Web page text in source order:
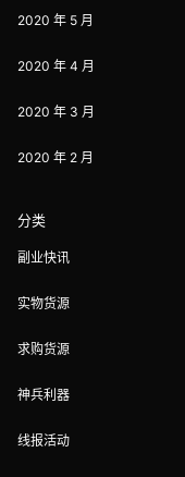
2020 年 5 月
2020 年 4 月
2020 年 3 月
2020 年 2 月
分类
副业快讯
实物货源
求购货源
神兵利器
线报活动